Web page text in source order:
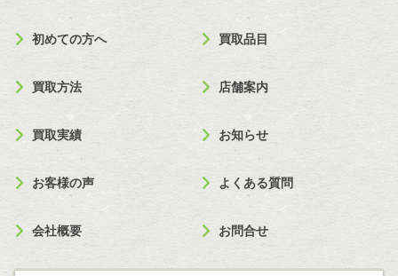
初めての方へ 買取品目
買取方法 店舗案内
買取実績 お知らせ
お客様の声 よくある質問
会社概要 お問合せ